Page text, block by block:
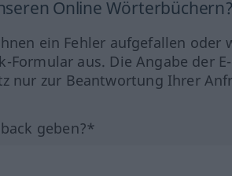
Online Wörterbüchern?
ein Fehler aufgefallen oder
Formular aus. Die Angabe der
nur zur Beantwortung Ihrer
geben?*